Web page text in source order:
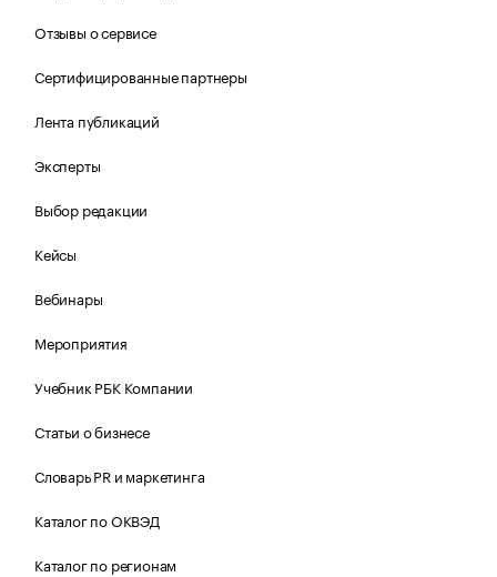
Отзывы о сервисе
Сертифицированные партнеры
Лента публикаций
Эксперты
Выбор редакции
Кейсы
Вебинары
Мероприятия
Учебник РБК Компании
Статьи о бизнесе
Словарь PR и маркетинга
Каталог по ОКВЭД
Каталог по регионам